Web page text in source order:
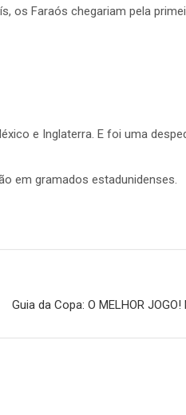
Faraós chegariam pela
e Inglaterra. E foi uma
em gramados estadunidenses.
Guia da Copa: O MELHOR